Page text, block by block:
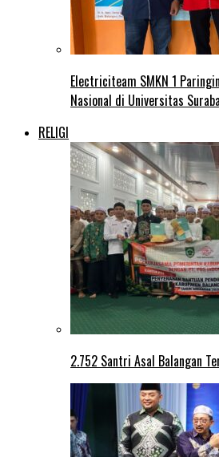
Electriciteam SMKN 1
Nasional di Universitas
RELIGI
2.752 Santri Asal Balangan